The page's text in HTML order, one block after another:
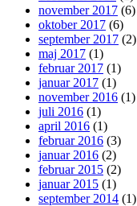
november 2017 (6)
oktober 2017 (6)
september 2017 (2)
maj 2017 (1)
februar 2017 (1)
januar 2017 (1)
november 2016 (1)
juli 2016 (1)
april 2016 (1)
februar 2016 (3)
januar 2016 (2)
februar 2015 (2)
januar 2015 (1)
september 2014 (1)